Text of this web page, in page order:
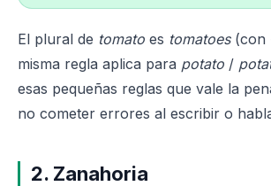
El plural de tomato es tomatoes(con
misma regla aplica para potato /
esas pequeñas reglas que vale la
no cometer errores al escribir o
2. Zanahoria